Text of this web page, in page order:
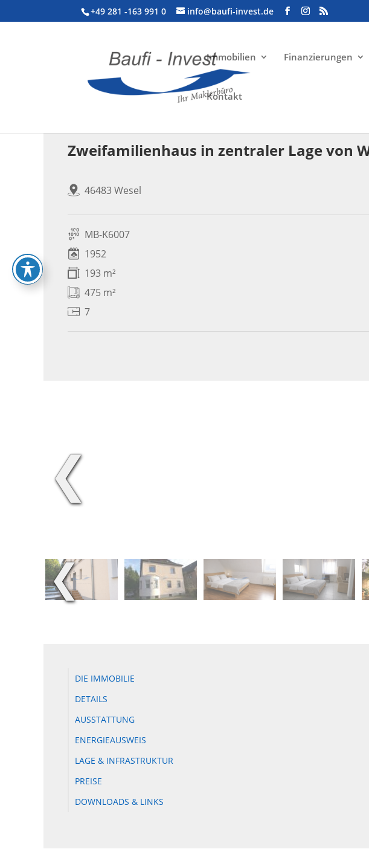
+49 281 -163 991 0 info@baufi-invest.de
Immobilien Finanzierungen
Kontakt
Zweifamilienhaus in zentraler Lage von
46483 Wesel
MB-K6007
1952
193 m²
475 m²
7
❮
❮
DIE IMMOBILIE
DETAILS
AUSSTATTUNG
ENERGIEAUSWEIS
LAGE & INFRASTRUKTUR
PREISE
DOWNLOADS & LINKS